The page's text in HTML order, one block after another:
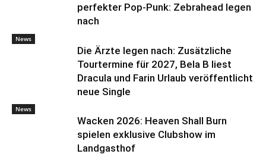
perfekter Pop-Punk: Zebrahead legen
nach
News
Die Ärzte legen nach: Zusätzliche
Tourtermine für 2027, Bela B liest
Dracula und Farin Urlaub veröffentlicht
neue Single
News
Wacken 2026: Heaven Shall Burn
spielen exklusive Clubshow im
Landgasthof